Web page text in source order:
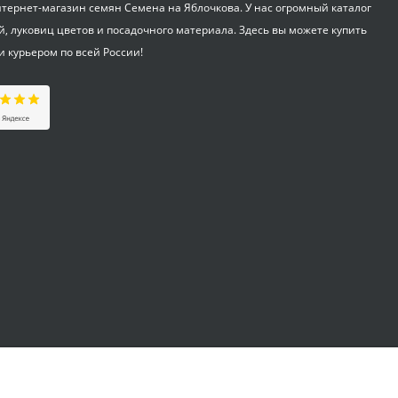
Фертика Осень 2,5 кг
Огурец Трилоджи F1
магазин семян Семена на Яблочкова. У нас огромный каталог
луковиц цветов и посадочного материала. Здесь вы можете купить
курьером по всей России!